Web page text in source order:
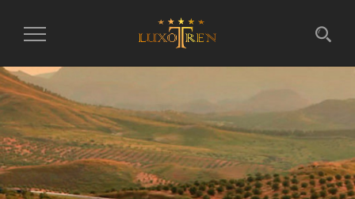
Intercambiar
la
navegación